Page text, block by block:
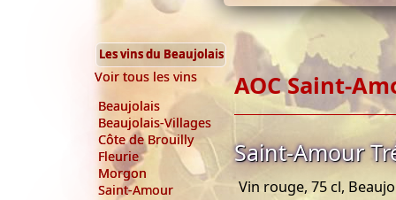
Les vins du Beaujolais
Voir tous les vins
Beaujolais
Beaujolais-Villages
Côte de Brouilly
Fleurie
Morgon
Saint-Amour
AOC Saint-
Saint-Amour
Vin rouge, 75 cl,